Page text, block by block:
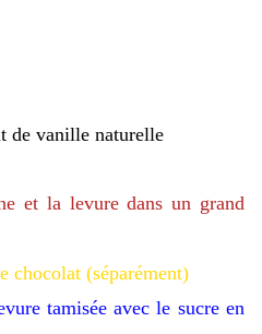
de vanille naturelle
et la levure dans un grand
chocolat (séparément)
tamisée avec le sucre en